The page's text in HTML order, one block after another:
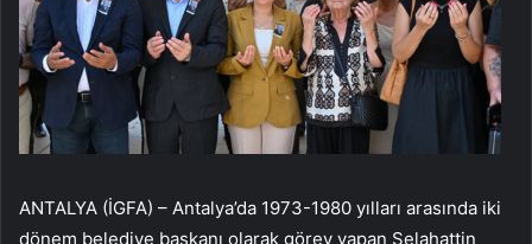
ANTALYA (İGFA) – Antalya’da 1973-1980 yılları arasında iki
dönem belediye başkanı olarak görev yapan Selahattin